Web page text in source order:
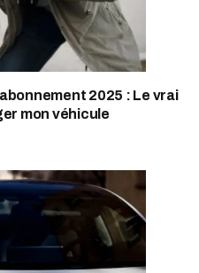
2025 : Le vrai
mon véhicule